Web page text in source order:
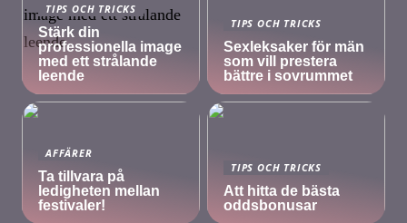
TIPS OCH TRICKS
Stärk din
professionella image
med ett strålande
leende
TIPS OCH TRICKS
Sexleksaker för män
som vill prestera
bättre i sovrummet
AFFÄRER
Ta tillvara på
ledigheten mellan
festivaler!
TIPS OCH TRICKS
Att hitta de bästa
oddsbonusar